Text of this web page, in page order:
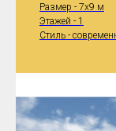
Размер - 7x9 м
Этажей - 1
Стиль -